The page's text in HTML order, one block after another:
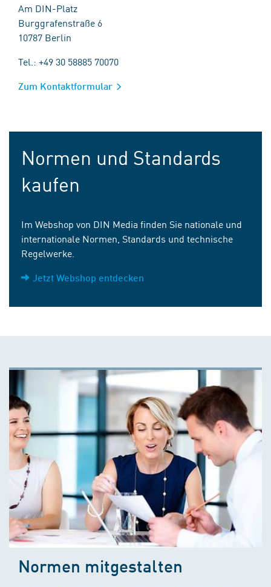
Am DIN-Platz
Burggrafenstraße 6
10787 Berlin
Tel.: +49 30 58885 70070
Zum Kontaktformular
Normen und Standards
kaufen
Im Webshop von DIN Media finden Sie nationale und
internationale Normen, Standards und technische
Regelwerke.
Jetzt Webshop entdecken
Normen mitgestalten